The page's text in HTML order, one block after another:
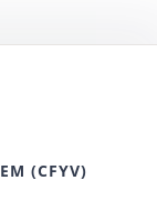
(CFYV)